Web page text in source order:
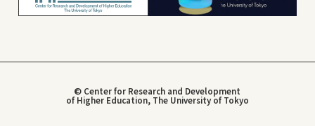
© Center for Research and Development
of Higher Education, The University of Tokyo